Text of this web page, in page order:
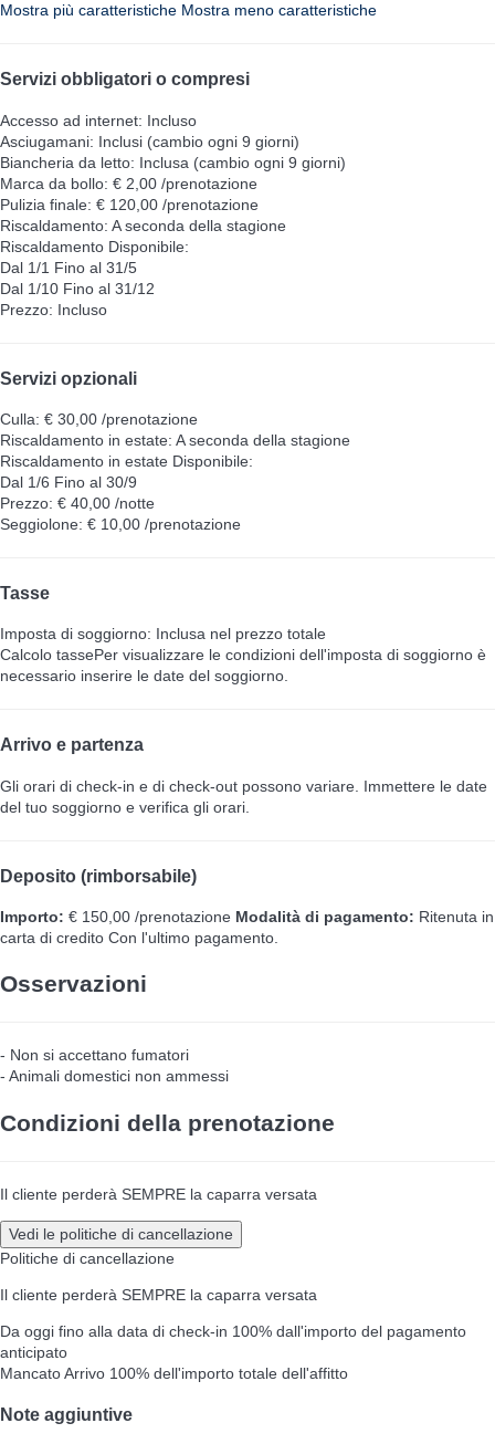
Mostra più caratteristiche Mostra meno caratteristiche
Servizi obbligatori o compresi
Accesso ad internet: Incluso
Asciugamani: Inclusi (cambio ogni 9 giorni)
Biancheria da letto: Inclusa (cambio ogni 9 giorni)
Marca da bollo: € 2,00 /prenotazione
Pulizia finale: € 120,00 /prenotazione
Riscaldamento: A seconda della stagione
Riscaldamento Disponibile:
Dal 1/1 Fino al 31/5
Dal 1/10 Fino al 31/12
Prezzo: Incluso
Servizi opzionali
Culla: € 30,00 /prenotazione
Riscaldamento in estate: A seconda della stagione
Riscaldamento in estate Disponibile:
Dal 1/6 Fino al 30/9
Prezzo: € 40,00 /notte
Seggiolone: € 10,00 /prenotazione
Tasse
Imposta di soggiorno: Inclusa nel prezzo totale
Calcolo tassePer visualizzare le condizioni dell'imposta di soggiorno è
necessario inserire le date del soggiorno.
Arrivo e partenza
Gli orari di check-in e di check-out possono variare. Immettere le date
del tuo soggiorno e verifica gli orari.
Deposito (rimborsabile)
Importo: € 150,00 /prenotazione Modalità di pagamento: Ritenuta in
carta di credito Con l'ultimo pagamento.
Osservazioni
- Non si accettano fumatori
- Animali domestici non ammessi
Condizioni della prenotazione
Il cliente perderà SEMPRE la caparra versata
Vedi le politiche di cancellazione
Politiche di cancellazione
Il cliente perderà SEMPRE la caparra versata
Da oggi fino alla data di check-in 100% dall'importo del pagamento
anticipato
Mancato Arrivo 100% dell'importo totale dell'affitto
Note aggiuntive